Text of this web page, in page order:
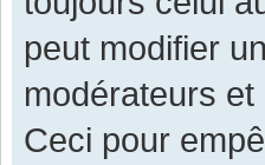
peut modifier
modérateurs
Ceci pour